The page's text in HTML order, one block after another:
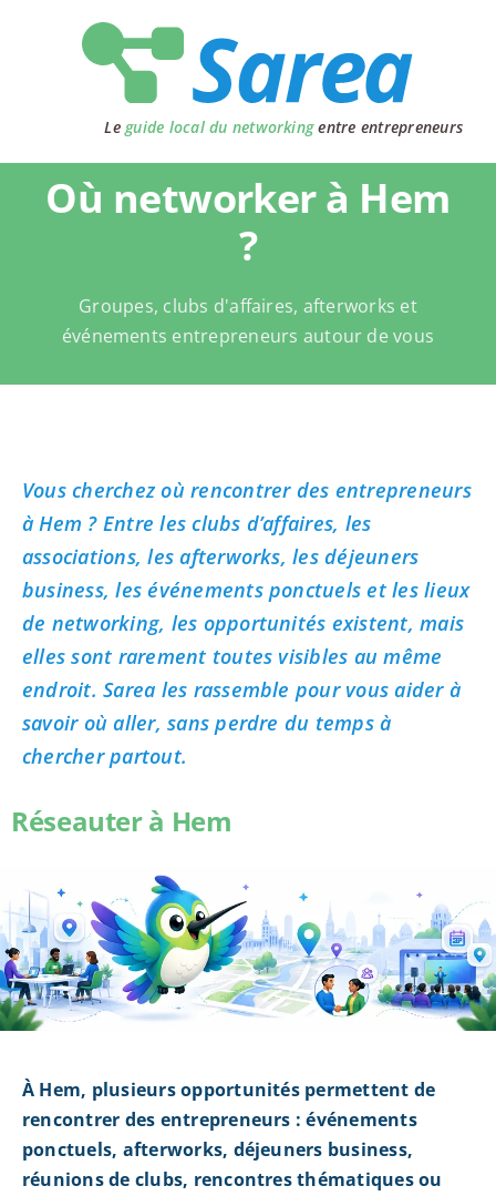
Le guide local du networkingentre entrepreneurs
Où networker à Hem
?
Groupes, clubs d'affaires, afterworks et
événements entrepreneurs autour de vous
Vous cherchez où rencontrer des entrepreneurs
à Hem ? Entre les clubs d’affaires, les
associations, les afterworks, les déjeuners
business, les événements ponctuels et les lieux
de networking, les opportunités existent, mais
elles sont rarement toutes visibles au même
endroit. Sarea les rassemble pour vous aider à
savoir où aller, sans perdre du temps à
chercher partout.
Réseauter à Hem
À Hem, plusieurs opportunités permettent de
rencontrer des entrepreneurs : événements
ponctuels, afterworks, déjeuners business,
réunions de clubs, rencontres thématiques ou